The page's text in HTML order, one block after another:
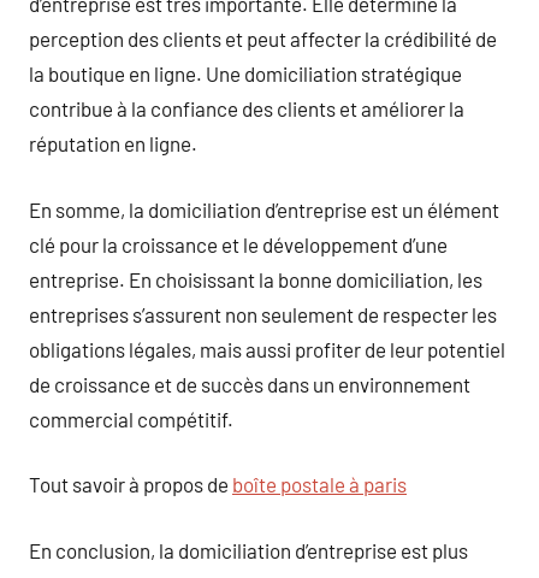
perception des clients et peut affecter la crédibilité de
la boutique en ligne. Une domiciliation stratégique
contribue à la confiance des clients et améliorer la
réputation en ligne.
En somme, la domiciliation d’entreprise est un élément
clé pour la croissance et le développement d’une
entreprise. En choisissant la bonne domiciliation, les
entreprises s’assurent non seulement de respecter les
obligations légales, mais aussi profiter de leur potentiel
de croissance et de succès dans un environnement
commercial compétitif.
Tout savoir à propos de boîte postale à paris
En conclusion, la domiciliation d’entreprise est plus